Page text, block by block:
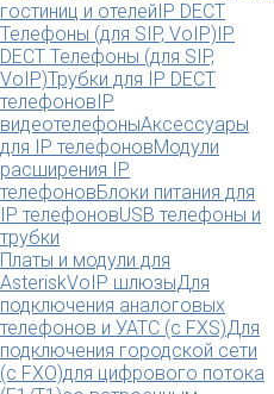
гостиниц и отелейIP DECT
Телефоны (для SIP, VoIP)IP
DECT Телефоны (для SIP,
VoIP)Трубки для IP DECT
телефоновIP
видеотелефоныАксессуары
для IP телефоновМодули
расширения IP
телефоновБлоки питания для
IP телефоновUSB телефоны и
трубки
Платы и модули для
AsteriskVoIP шлюзыДля
подключения аналоговых
телефонов и УАТС (с FXS)Для
подключения городской сети
(с FXO)для цифрового потока